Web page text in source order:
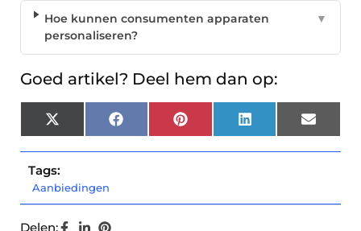
Hoe kunnen consumenten apparaten
personaliseren?
▼
Goed artikel? Deel hem dan op:
X
(Twitter)
Facebook Pinterest LinkedIn Email
Tags:
Aanbiedingen
Delen: